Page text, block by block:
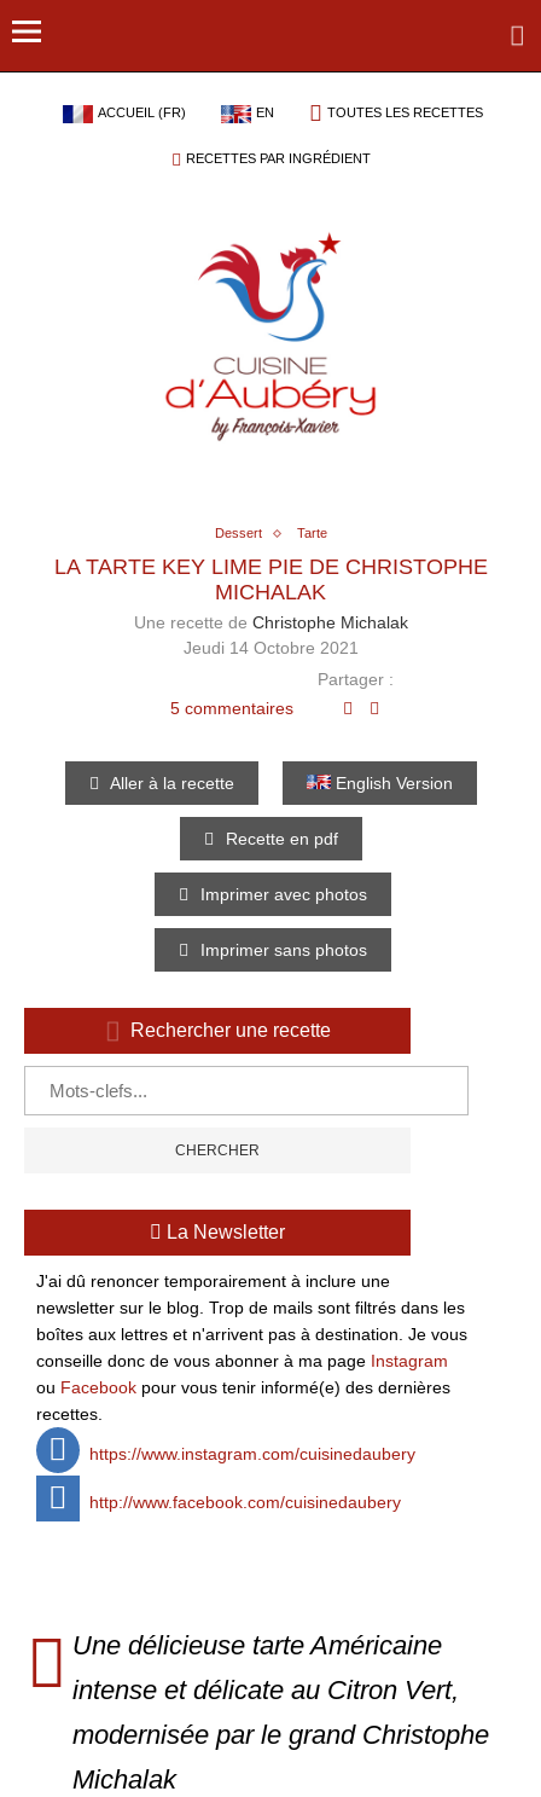
ACCUEIL (FR) EN TOUTES LES RECETTES
RECETTES PAR INGRÉDIENT
Dessert Tarte
LA TARTE KEY LIME PIE DE CHRISTOPHE
MICHALAK
Une recette de Christophe Michalak
Jeudi 14 Octobre 2021
5 commentaires
Partager :
Aller à la recette English Version
Recette en pdf
Imprimer avec photos
Imprimer sans photos
Rechercher une recette
La Newsletter
J'ai dû renoncer temporairement à inclure une
newsletter sur le blog. Trop de mails sont filtrés dans les
boîtes aux lettres et n'arrivent pas à destination. Je vous
conseille donc de vous abonner à ma page Instagram
ou Facebook pour vous tenir informé(e) des dernières
recettes.
https://www.instagram.com/cuisinedaubery
http://www.facebook.com/cuisinedaubery
Une délicieuse tarte Américaine
intense et délicate au Citron Vert,
modernisée par le grand Christophe
Michalak